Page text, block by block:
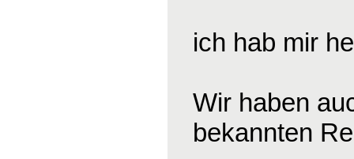
ich hab mir
Wir haben
bekannten